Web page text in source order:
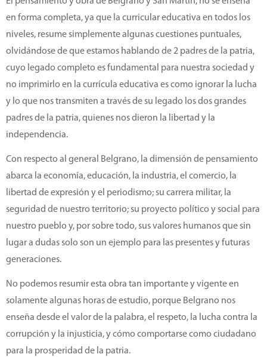
en forma completa, ya que la curricular educativa en todos los
niveles, resume simplemente algunas cuestiones puntuales,
olvidándose de que estamos hablando de 2 padres de la patria,
cuyo legado completo es fundamental para nuestra sociedad y
no imprimirlo en la currícula educativa es como ignorar la lucha
y lo que nos transmiten a través de su legado los dos grandes
padres de la patria, quienes nos dieron la libertad y la
independencia.
Con respecto al general Belgrano, la dimensión de pensamiento
abarca la economía, educación, la industria, el comercio, la
libertad de expresión y el periodismo; su carrera militar, la
seguridad de nuestro territorio; su proyecto político y social para
nuestro pueblo y, por sobre todo, sus valores humanos que sin
lugar a dudas solo son un ejemplo para las presentes y futuras
generaciones.
No podemos resumir esta obra tan importante y vigente en
solamente algunas horas de estudio, porque Belgrano nos
enseña desde el valor de la palabra, el respeto, la lucha contra la
corrupción y la injusticia, y cómo comportarse como ciudadano
para la prosperidad de la patria.